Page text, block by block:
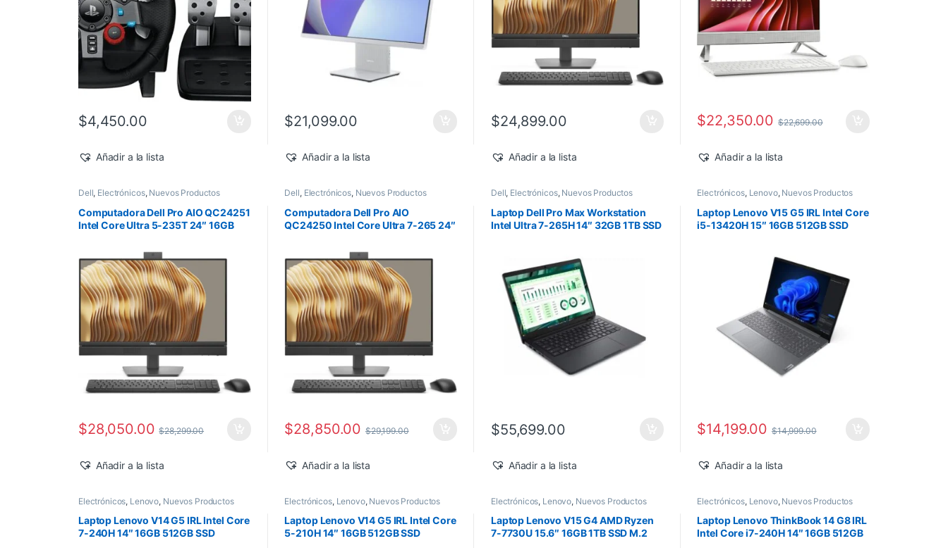
$4,450.00
Añadir a la lista
$21,099.00
Añadir a la lista
$24,899.00
Añadir a la lista
$22,350.00 $22,699.00
Añadir a la lista
Dell, Electrónicos, Nuevos Productos
Computadora Dell Pro AIO QC24251
Intel Core Ultra 5-235T 24″ 16GB
$28,050.00 $28,299.00
Añadir a la lista
Dell, Electrónicos, Nuevos Productos
Computadora Dell Pro AIO
QC24250 Intel Core Ultra 7-265 24″
$28,850.00 $29,199.00
Añadir a la lista
Dell, Electrónicos, Nuevos Productos
Laptop Dell Pro Max Workstation
Intel Ultra 7-265H 14″ 32GB 1TB SSD
$55,699.00
Añadir a la lista
Electrónicos, Lenovo, Nuevos Productos
Laptop Lenovo V15 G5 IRL Intel Core
i5-13420H 15″ 16GB 512GB SSD
$14,199.00 $14,999.00
Añadir a la lista
Electrónicos, Lenovo, Nuevos Productos
Laptop Lenovo V14 G5 IRL Intel Core
7-240H 14″ 16GB 512GB SSD
Electrónicos, Lenovo, Nuevos Productos
Laptop Lenovo V14 G5 IRL Intel Core
5-210H 14″ 16GB 512GB SSD
Electrónicos, Lenovo, Nuevos Productos
Laptop Lenovo V15 G4 AMD Ryzen
7-7730U 15.6″ 16GB 1TB SSD M.2
Electrónicos, Lenovo, Nuevos Productos
Laptop Lenovo ThinkBook 14 G8 IRL
Intel Core i7-240H 14″ 16GB 512GB